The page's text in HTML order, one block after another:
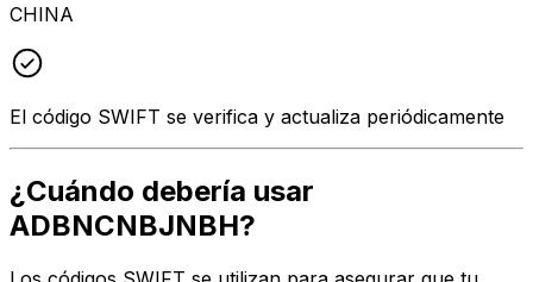
CHINA
El código SWIFT se verifica y actualiza periódicamente
¿Cuándo debería usar
ADBNCNBJNBH?